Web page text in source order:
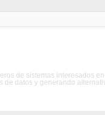
de sistemas interesados
datos y generando